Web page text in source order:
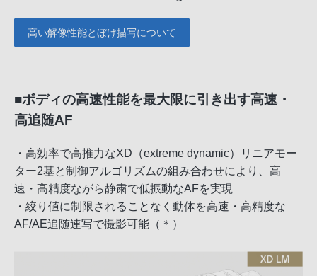
高い解像性能とぼけ描写について
■ボディの高速性能を最大限に引き出す高速・
高追随AF
・高効率で高推力なXD（extreme dynamic）リニアモー
ター2基と制御アルゴリズムの組み合わせにより、高
速・高精度ながら静粛で低振動なAFを実現
・絞り値に制限されることなく動体を高速・高精度な
AF/AE追随連写で撮影可能（＊）